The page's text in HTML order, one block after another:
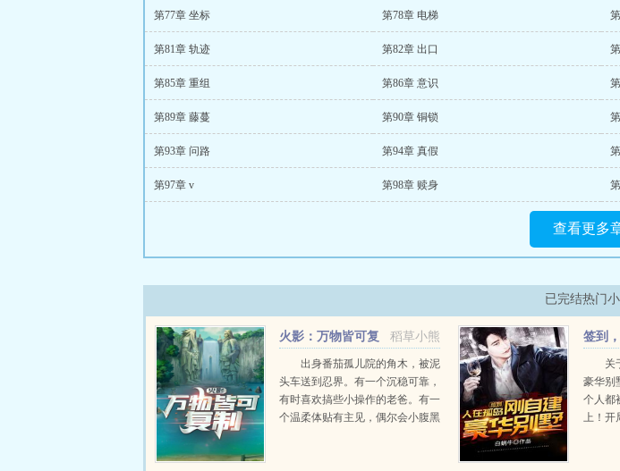
第77章 坐标 第78章 电梯
第81章 轨迹 第82章 出口
第85章 重组 第86章 意识
第89章 藤蔓 第90章 铜锁
第93章 问路 第94章 真假
第97章 v 第98章 赎身
查看更多
已完结热门
稻草小熊
火影：万物皆可复
出身番茄孤儿院的角木，被泥
头车送到忍界。有一个沉稳可靠，
有时喜欢搞些小操作的老爸。有一
个温柔体贴有主见，偶尔会小腹黑
签到
自建关
豪华别
个人都
上！开